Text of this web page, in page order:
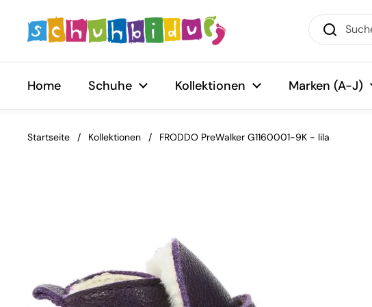
Home Schuhe Kollektionen Marken (A-J)
Startseite / Kollektionen / FRODDO PreWalker G1160001-9K - lila